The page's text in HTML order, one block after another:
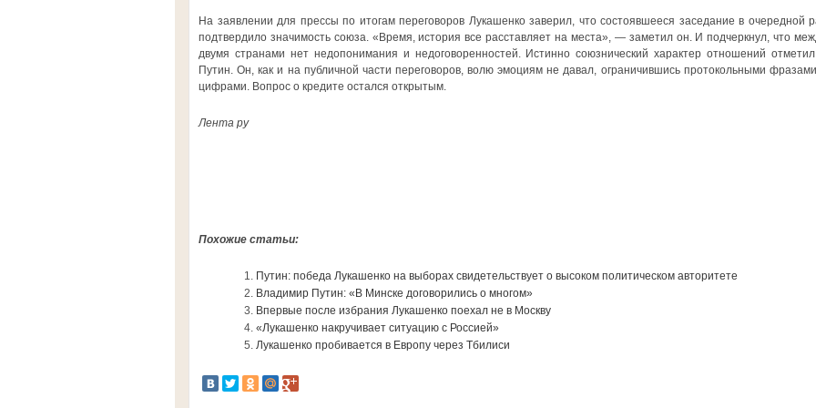
На заявлении для прессы по итогам переговоров Лукашенко заверил, что состоявшееся заседание в очередной
подтвердило значимость союза. «Время, история все расставляет на места», — заметил он. И подчеркнул, что
двумя странами нет недопонимания и недоговоренностей. Истинно союзнический характер отношений
Путин. Он, как и на публичной части переговоров, волю эмоциям не давал, ограничившись протокольными
цифрами. Вопрос о кредите остался открытым.
Лента ру
Похожие статьи:
Путин: победа Лукашенко на выборах свидетельствует о высоком политическом авторитете
Владимир Путин: «В Минске договорились о многом»
Впервые после избрания Лукашенко поехал не в Москву
«Лукашенко накручивает ситуацию с Россией»
Лукашенко пробивается в Европу через Тбилиси